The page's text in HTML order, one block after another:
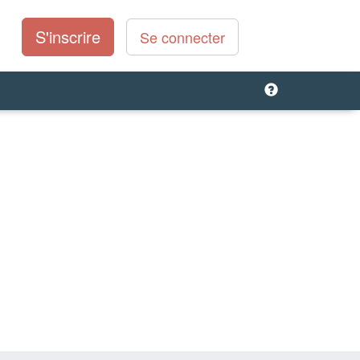
S'inscrire Se connecter